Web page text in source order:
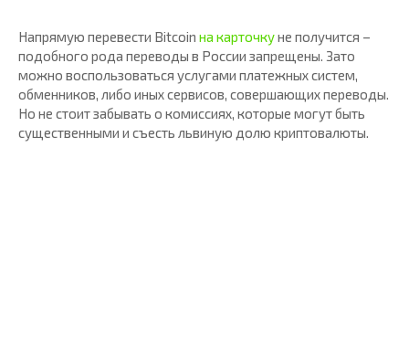
Напрямую перевести Bitcoin на карточкуне получится –
подобного рода переводы в России запрещены. Зато
можно воспользоваться услугами платежных систем,
обменников, либо иных сервисов, совершающих переводы.
Но не стоит забывать о комиссиях, которые могут быть
существенными и съесть львиную долю криптовалюты.